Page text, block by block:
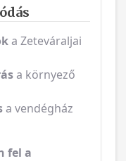
a Zeteváraljai
a környező
a vendégház
fel a